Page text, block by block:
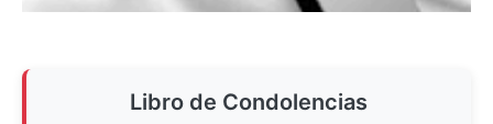
Libro de Condolencias